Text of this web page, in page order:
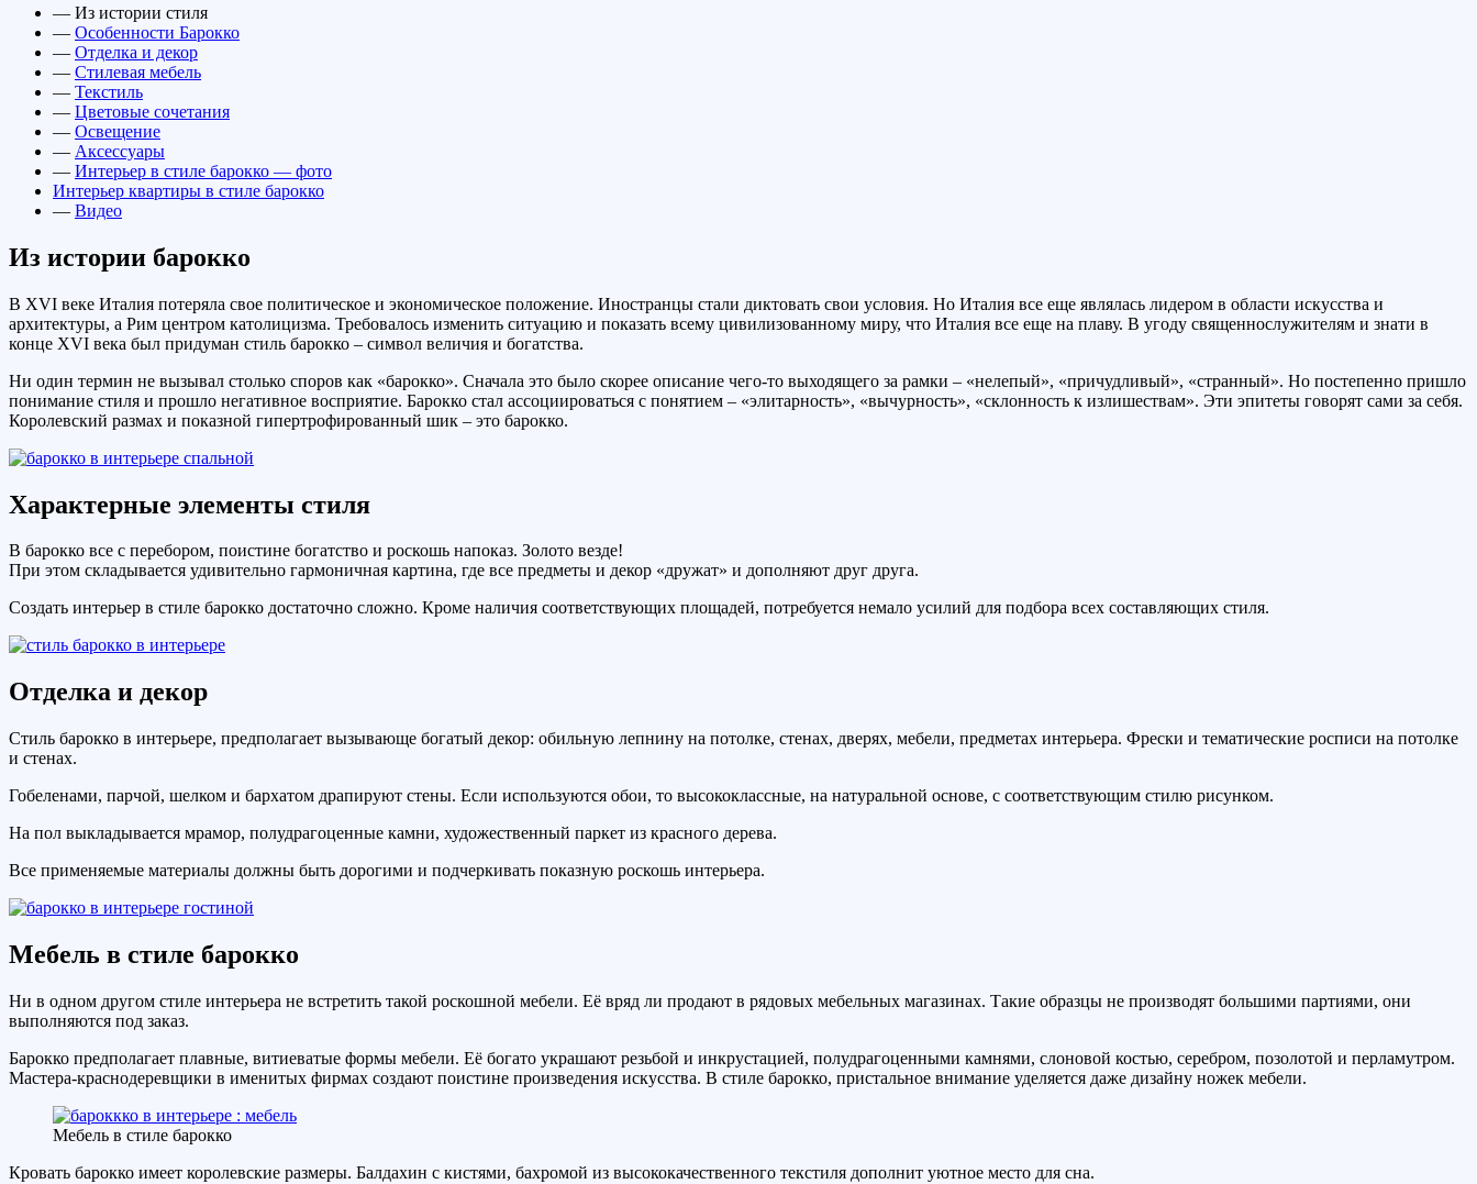
— Из истории стиля
— Особенности Барокко
— Отделка и декор
— Стилевая мебель
— Текстиль
— Цветовые сочетания
— Освещение
— Аксессуары
— Интерьер в стиле барокко — фото
Интерьер квартиры в стиле барокко
— Видео
Из истории барокко
В XVI веке Италия потеряла свое политическое и экономическое положение. Иностранцы стали диктовать свои условия. Но Италия все еще являлась лидером в области искусства и
архитектуры, а Рим центром католицизма. Требовалось изменить ситуацию и показать всему цивилизованному миру, что Италия все еще на плаву. В угоду священнослужителям и знати в
конце XVI века был придуман стиль барокко – символ величия и богатства.
Ни один термин не вызывал столько споров как «барокко». Сначала это было скорее описание чего-то выходящего за рамки – «нелепый», «причудливый», «странный». Но постепенно пришло
понимание стиля и прошло негативное восприятие. Барокко стал ассоциироваться с понятием – «элитарность», «вычурность», «склонность к излишествам». Эти эпитеты говорят сами за себя.
Королевский размах и показной гипертрофированный шик – это барокко.
Характерные элементы стиля
В барокко все с перебором, поистине богатство и роскошь напоказ. Золото везде!
При этом складывается удивительно гармоничная картина, где все предметы и декор «дружат» и дополняют друг друга.
Создать интерьер в стиле барокко достаточно сложно. Кроме наличия соответствующих площадей, потребуется немало усилий для подбора всех составляющих стиля.
Отделка и декор
Стиль барокко в интерьере, предполагает вызывающе богатый декор: обильную лепнину на потолке, стенах, дверях, мебели, предметах интерьера. Фрески и тематические росписи на потолке
и стенах.
Гобеленами, парчой, шелком и бархатом драпируют стены. Если используются обои, то высококлассные, на натуральной основе, с соответствующим стилю рисунком.
На пол выкладывается мрамор, полудрагоценные камни, художественный паркет из красного дерева.
Все применяемые материалы должны быть дорогими и подчеркивать показную роскошь интерьера.
Мебель в стиле барокко
Ни в одном другом стиле интерьера не встретить такой роскошной мебели. Её вряд ли продают в рядовых мебельных магазинах. Такие образцы не производят большими партиями, они
выполняются под заказ.
Барокко предполагает плавные, витиеватые формы мебели. Её богато украшают резьбой и инкрустацией, полудрагоценными камнями, слоновой костью, серебром, позолотой и перламутром.
Мастера-краснодеревщики в именитых фирмах создают поистине произведения искусства. В стиле барокко, пристальное внимание уделяется даже дизайну ножек мебели.
Мебель в стиле барокко
Кровать барокко имеет королевские размеры. Балдахин с кистями, бахромой из высококачественного текстиля дополнит уютное место для сна.